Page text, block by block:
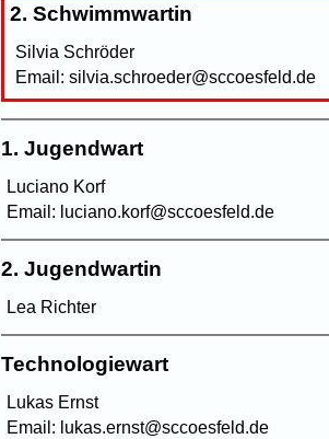
2. Schwimmwartin
Silvia Schröder
Email: silvia.schroeder@sccoesfeld.de
1. Jugendwart
Luciano Korf
Email: luciano.korf@sccoesfeld.de
2. Jugendwartin
Lea Richter
Technologiewart
Lukas Ernst
Email: lukas.ernst@sccoesfeld.de